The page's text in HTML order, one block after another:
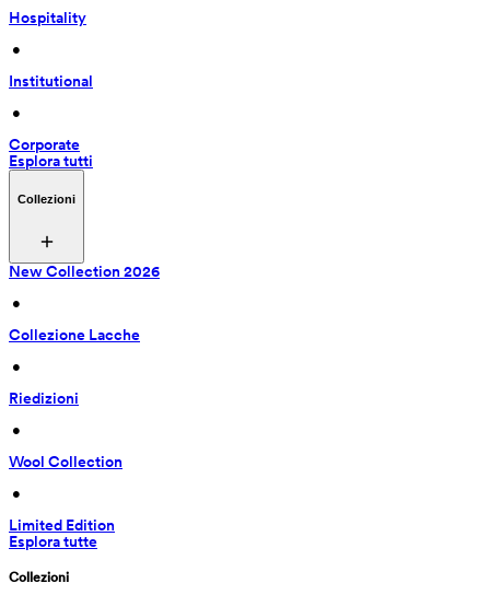
Hospitality
•
Institutional
•
Corporate
Esplora tutti
Collezioni
New Collection 2026
•
Collezione Lacche
•
Riedizioni
•
Wool Collection
•
Limited Edition
Esplora tutte
Collezioni